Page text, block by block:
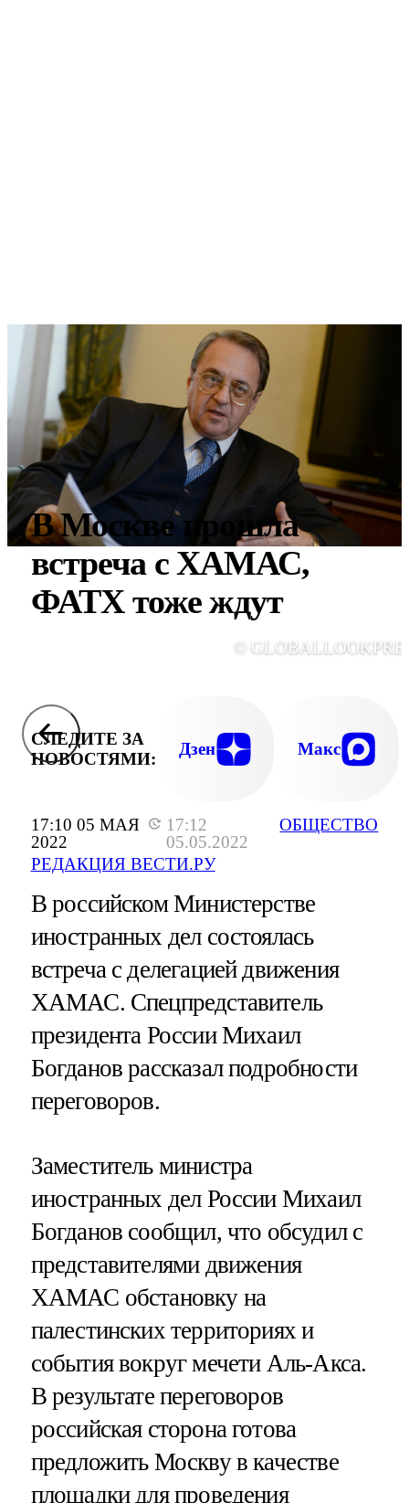
17:10 05 МАЯ
2022
17:12
05.05.2022
РЕДАКЦИЯ ВЕСТИ.РУ
ОБЩЕСТВО
В Москве прошла
встреча с ХАМАС,
ФАТХ тоже ждут
©
СЛЕДИТЕ ЗА
НОВОСТЯМИ:
Дзен Макс
В российском Министерстве
иностранных дел состоялась
встреча с делегацией движения
ХАМАС. Спецпредставитель
президента России Михаил
Богданов рассказал подробности
переговоров.
Заместитель министра
иностранных дел России Михаил
Богданов сообщил, что обсудил с
представителями движения
ХАМАС обстановку на
палестинских территориях и
события вокруг мечети Аль-Акса.
В результате переговоров
российская сторона готова
предложить Москву в качестве
площадки для проведения